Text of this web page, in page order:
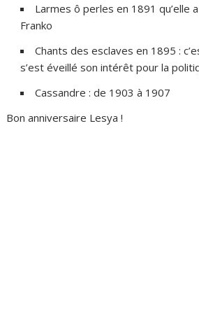
Larmes ô perles en 1891 qu’elle
Franko
Chants des esclaves en 1895 :
s’est éveillé son intérêt pour la
Cassandre : de 1903 à 1907
Bon anniversaire Lesya !